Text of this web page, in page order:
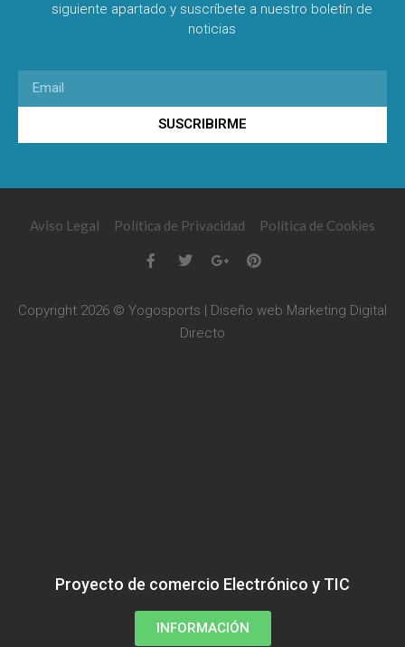
siguiente apartado y suscríbete a nuestro boletín de
noticias
SUSCRIBIRME
Aviso Legal Política de Privacidad Política de Cookies
Copyright 2026 © Yogosports | Diseño web Marketing Digital
Directo
Proyecto de comercio Electrónico y TIC
INFORMACIÓN